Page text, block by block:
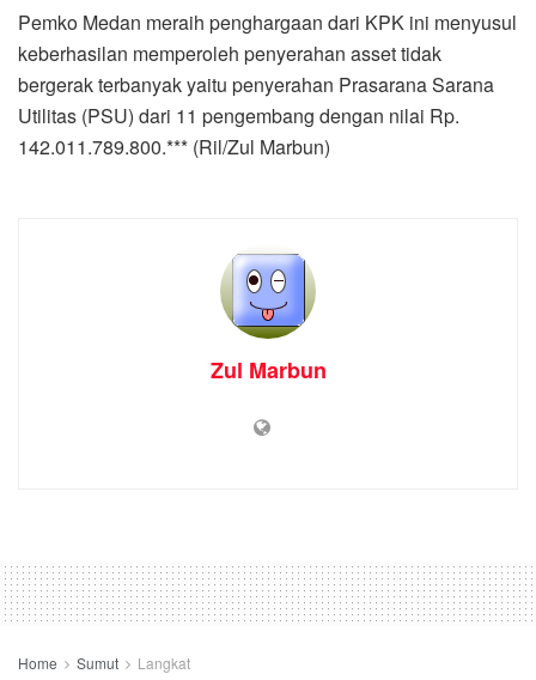
Pemko Medan meraih penghargaan dari KPK ini menyusul
keberhasilan memperoleh penyerahan asset tidak
bergerak terbanyak yaitu penyerahan Prasarana Sarana
Utilitas (PSU) dari 11 pengembang dengan nilai Rp.
142.011.789.800.*** (Ril/Zul Marbun)
Zul Marbun
Home Sumut Langkat